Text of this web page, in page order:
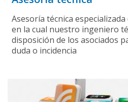
Asesoría técnica
en la cual nuestro ingeniero
disposición de los asociados
duda o incidencia